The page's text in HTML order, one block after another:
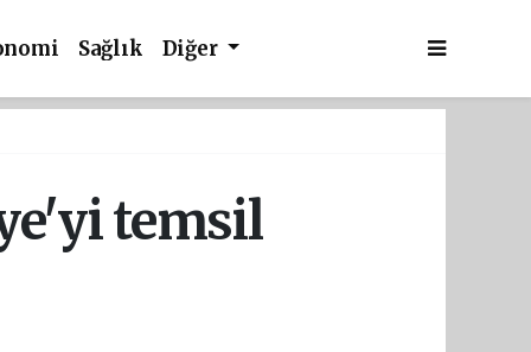
Sağlık Diğer
temsil